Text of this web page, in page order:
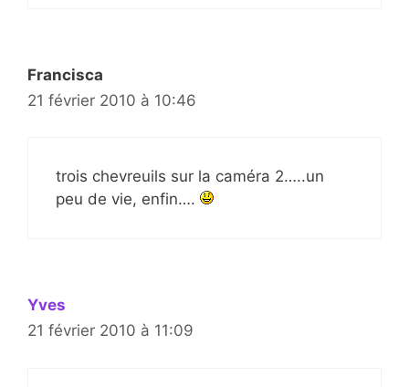
Francisca
21 février 2010 à 10:46
trois chevreuils sur la caméra 2…..un
peu de vie, enfin….
Yves
21 février 2010 à 11:09